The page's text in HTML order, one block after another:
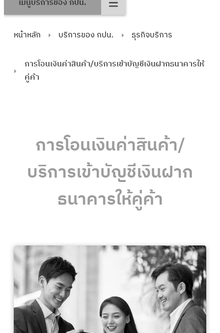
เมนูบริการของ กปน.
หน้าหลัก บริการของ กปน. ธุรกิจบริการ
การโอนเงินค่าสินค้า/บริการเข้าบัญชีเงินฝากธนาคารให้
คู่ค้า
การโอนเงินค่าสินค้า/
บริการเข้าบัญชีเงินฝาก
ธนาคารให้คู่ค้า